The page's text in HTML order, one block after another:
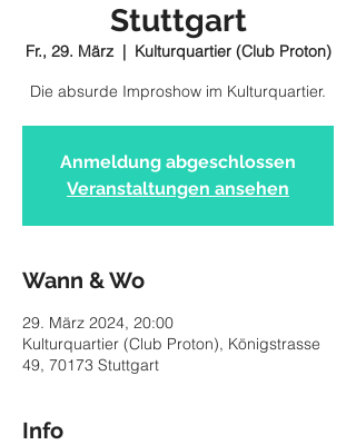
Stuttgart
Fr., 29. März
  |
Kulturquartier (Club Proton)
Die absurde Improshow im Kulturquartier.
Anmeldung abgeschlossen
Veranstaltungen ansehen
Wann & Wo
29. März 2024, 20:00
Kulturquartier (Club Proton), Königstrasse
49, 70173 Stuttgart
Info